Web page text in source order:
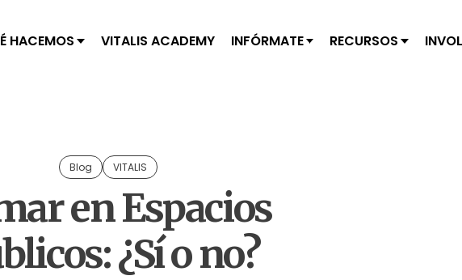
HACEMOS VITALIS ACADEMY INFÓRMATE RECURSOS
Blog VITALIS
en Espacios
¿Sí o no?